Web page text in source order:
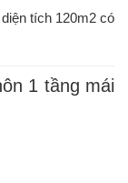
tích 120m2 có
1 tầng mái